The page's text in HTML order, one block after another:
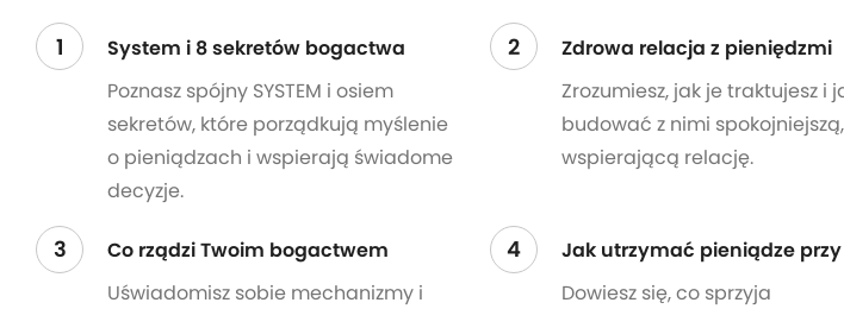
1
System i 8 sekretów bogactwa
Poznasz spójny SYSTEM i osiem
sekretów, które porządkują myślenie
o pieniądzach i wspierają świadome
decyzje.
2
Zdrowa relacja z pieniędzmi
Zrozumiesz, jak je traktujesz i
budować z nimi spokojniejszą,
wspierającą relację.
3
Co rządzi Twoim bogactwem
Uświadomisz sobie mechanizmy i
4
Jak utrzymać pieniądze
Dowiesz się, co sprzyja